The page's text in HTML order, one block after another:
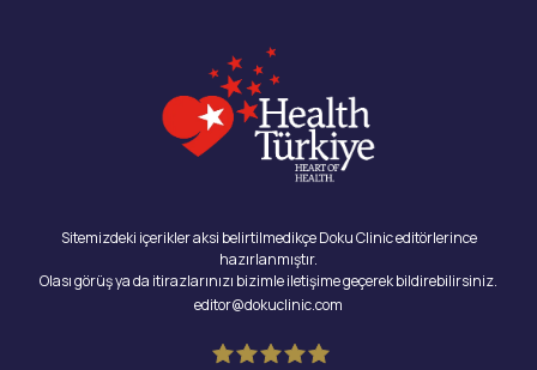
Sitemizdeki içerikler aksi belirtilmedikçe Doku Clinic editörlerince
hazırlanmıştır.
Olası görüş ya da itirazlarınızı bizimle iletişime geçerek bildirebilirsiniz.
editor@dokuclinic.com